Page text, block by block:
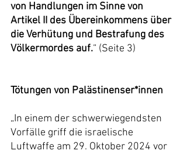
von Handlungen im Sinne von
Artikel II des Übereinkommens über
die Verhütung und Bestrafung des
Völkermordes auf.“ (Seite 3)
Tötungen von Palästinenser*innen
„In einem der schwerwiegendsten
Vorfälle griff die israelische
Luftwaffe am 29. Oktober 2024 vor